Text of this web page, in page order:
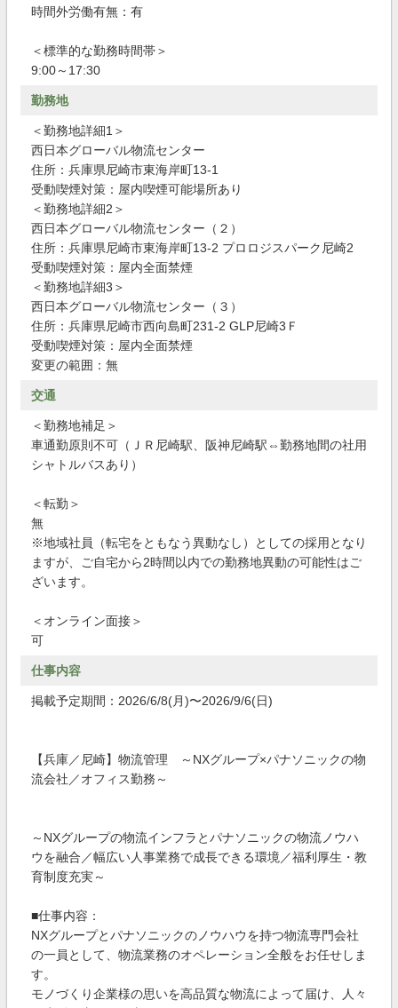
時間外労働有無：有
＜標準的な勤務時間帯＞
9:00～17:30
勤務地
＜勤務地詳細1＞
西日本グローバル物流センター
住所：兵庫県尼崎市東海岸町13-1
受動喫煙対策：屋内喫煙可能場所あり
＜勤務地詳細2＞
西日本グローバル物流センター（２）
住所：兵庫県尼崎市東海岸町13-2 プロロジスパーク尼崎2
受動喫煙対策：屋内全面禁煙
＜勤務地詳細3＞
西日本グローバル物流センター（３）
住所：兵庫県尼崎市西向島町231-2 GLP尼崎3Ｆ
受動喫煙対策：屋内全面禁煙
変更の範囲：無
交通
＜勤務地補足＞
車通勤原則不可（ＪＲ尼崎駅、阪神尼崎駅⇔勤務地間の社用
シャトルバスあり）
＜転勤＞
無
※地域社員（転宅をともなう異動なし）としての採用となり
ますが、ご自宅から2時間以内での勤務地異動の可能性はご
ざいます。
＜オンライン面接＞
可
仕事内容
掲載予定期間：2026/6/8(月)〜2026/9/6(日)
【兵庫／尼崎】物流管理 ～NXグループ×パナソニックの物
流会社／オフィス勤務～
～NXグループの物流インフラとパナソニックの物流ノウハ
ウを融合／幅広い人事業務で成長できる環境／福利厚生・教
育制度充実～
■仕事内容：
NXグループとパナソニックのノウハウを持つ物流専門会社
の一員として、物流業務のオペレーション全般をお任せしま
す。
モノづくり企業様の思いを高品質な物流によって届け、人々